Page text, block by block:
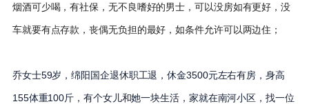
烟酒可少喝，有社保，无不良嗜好的男士，可以没房如有更好，没
车就要有点存款，丧偶无负担的最好，如条件允许可以两边住；
乔女士59岁，绵阳国企退休职工退，休金3500元左右有房，身高
155体重100斤，有个女儿和她一块生活，家就在南河小区，找一位